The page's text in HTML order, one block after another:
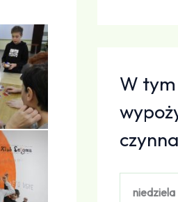
W
czynna
niedziela